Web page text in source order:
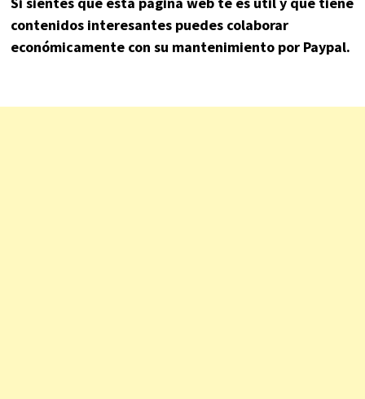
contenidos interesantes puedes colaborar
económicamente con su mantenimiento por Paypal.